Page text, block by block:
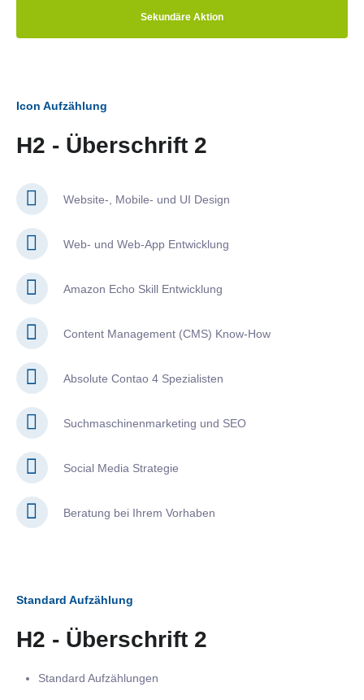
Sekundäre Aktion
Icon Aufzählung
H2 - Überschrift 2
Website-, Mobile- und UI Design
Web- und Web-App Entwicklung
Amazon Echo Skill Entwicklung
Content Management (CMS) Know-How
Absolute Contao 4 Spezialisten
Suchmaschinenmarketing und SEO
Social Media Strategie
Beratung bei Ihrem Vorhaben
Standard Aufzählung
H2 - Überschrift 2
Standard Aufzählungen